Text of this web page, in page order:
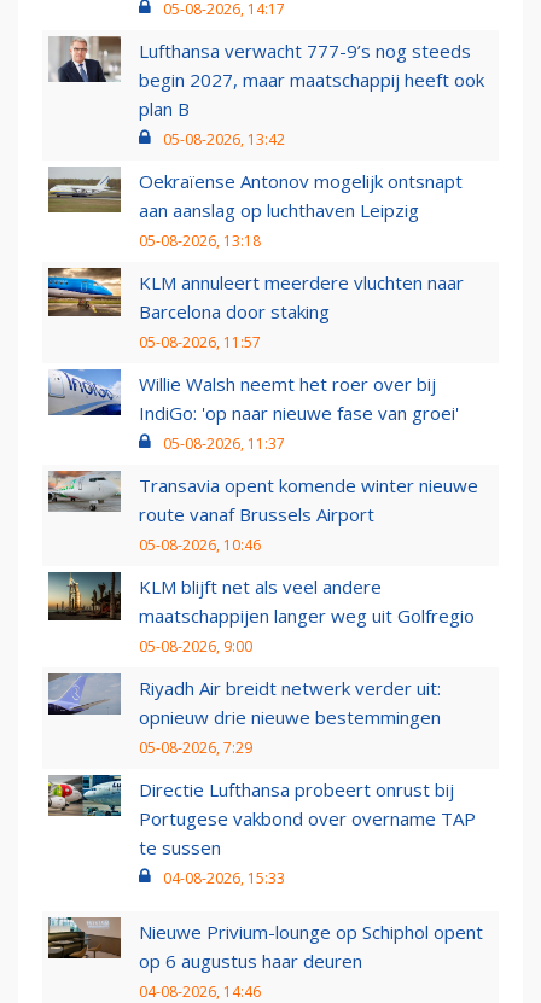
05-08-2026, 14:17
Lufthansa verwacht 777-9’s nog steeds
begin 2027, maar maatschappij heeft ook
plan B
05-08-2026, 13:42
Oekraïense Antonov mogelijk ontsnapt
aan aanslag op luchthaven Leipzig
05-08-2026, 13:18
KLM annuleert meerdere vluchten naar
Barcelona door staking
05-08-2026, 11:57
Willie Walsh neemt het roer over bij
IndiGo: 'op naar nieuwe fase van groei'
05-08-2026, 11:37
Transavia opent komende winter nieuwe
route vanaf Brussels Airport
05-08-2026, 10:46
KLM blijft net als veel andere
maatschappijen langer weg uit Golfregio
05-08-2026, 9:00
Riyadh Air breidt netwerk verder uit:
opnieuw drie nieuwe bestemmingen
05-08-2026, 7:29
Directie Lufthansa probeert onrust bij
Portugese vakbond over overname TAP
te sussen
04-08-2026, 15:33
Nieuwe Privium-lounge op Schiphol opent
op 6 augustus haar deuren
04-08-2026, 14:46